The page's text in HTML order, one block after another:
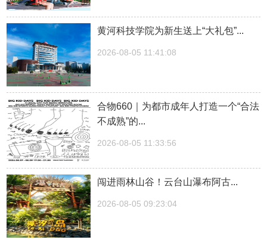
黄河科技学院为新生送上“大礼包”...
2026-08-05 11:41:08
合物660｜为都市成年人打造一个“合法
不成熟”的...
2026-08-05 11:33:56
闯进雨林山谷！云台山瀑布阿古...
2026-08-05 09:23:04